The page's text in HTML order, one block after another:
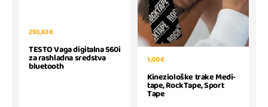
293,63 €
TESTO Vaga digitalna 560i
za rashladna sredstva
bluetooth
1,00 €
Kineziološke trake Medi-
tape, RockTape, Sport
Tape